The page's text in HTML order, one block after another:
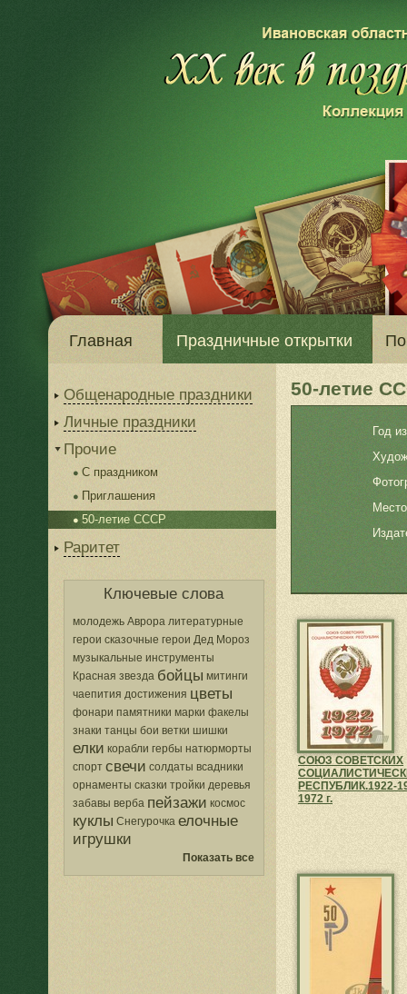
Главная Праздничные открытки
Общенародные праздники
Личные праздники
Прочие
С праздником
Приглашения
50-летие СССР
Раритет
Ключевые слова
молодежь Аврора литературные
герои сказочные герои Дед Мороз
музыкальные инструменты
Красная звезда бойцы митинги
чаепития достижения цветы
фонари памятники марки факелы
знаки танцы бои ветки шишки
елки корабли гербы натюрморты
спорт свечи солдаты всадники
орнаменты сказки тройки деревья
забавы верба пейзажи космос
куклы Снегурочка елочные
игрушки
Показать все
50-летие
Год
СОЮЗ СОВЕТСКИХ
РЕСПУБЛИК.1922-
1972 г.